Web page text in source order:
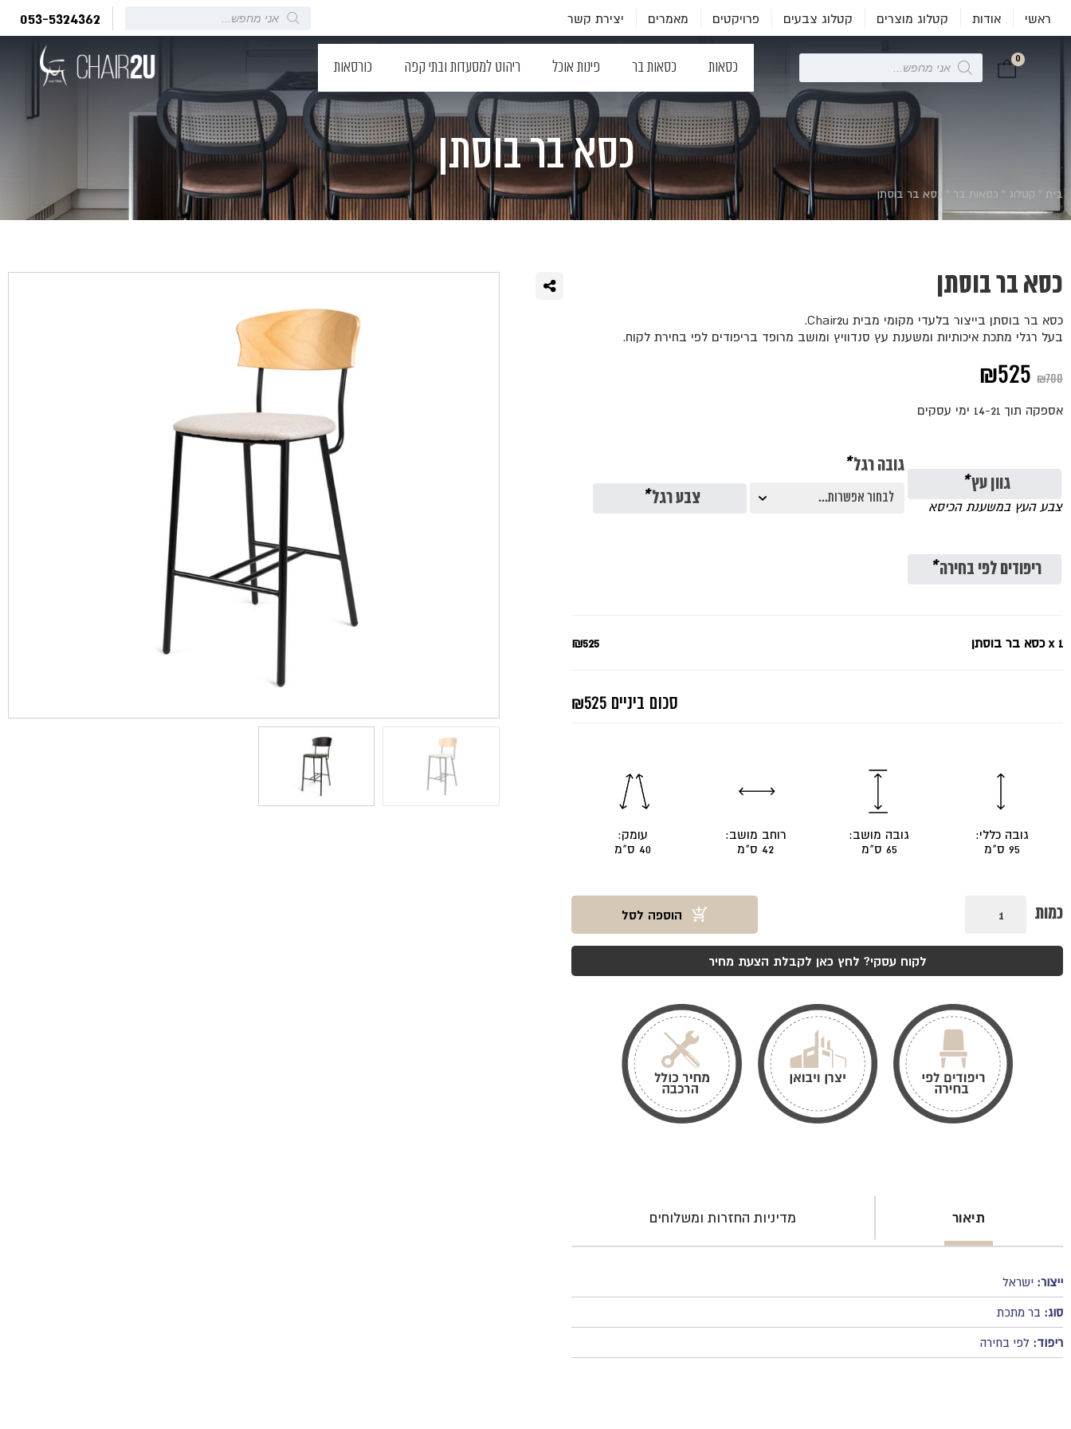
ראשי אודות קטלוג מוצרים קטלוג צבעים פרויקטים מאמרים יצירת קשר
Products
search
053-5324362
0
Products
search
כסאות כסאות בר פינות אוכל ריהוט למסעדות ובתי קפה כורסאות
כסא בר בוסתן
בית » קטלוג » כסאות בר » כסא בר בוסתן
כסא בר בוסתן
כסא בר בוסתן בייצור בלעדי מקומי מבית Chair2u.
בעל רגלי מתכת איכותיות ומשענת עץ סנדוויץ ומושב מרופד בריפודים לפי בחירת לקוח.
₪700
המחיר
המקורי
₪525
הנוכחי
אספקה תוך 14-21 ימי עסקים
גוון עץ*
צבע העץ במשענת הכיסא
גובה רגל*
צבע רגל*
ריפודים לפי בחירה*
x 1כסא בר בוסתן ₪525
סכום ביניים ₪525
גובה כללי:
95 ס"מ
גובה מושב:
65 ס"מ
רוחב מושב:
42 ס"מ
עומק:
40 ס"מ
כמות
בר
הוספה לסל
לקוח עסקי? לחץ כאן לקבלת הצעת מחיר
תיאור מדיניות החזרות ומשלוחים
ייצור: ישראל
סוג: בר מתכת
ריפוד: לפי בחירה